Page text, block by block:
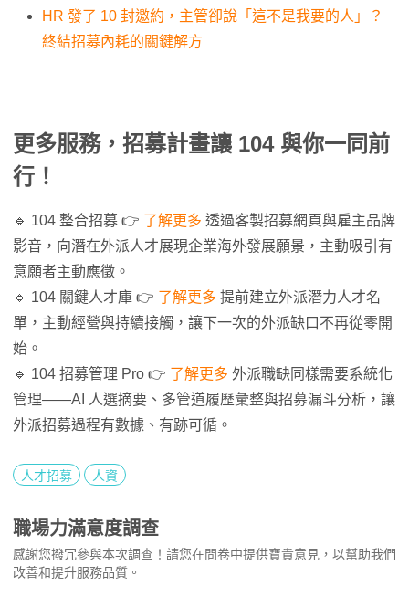
HR 發了 10 封邀約，主管卻說「這不是我要的人」？
終結招募內耗的關鍵解方
更多服務，招募計畫讓 104 與你一同前
行！
🔹 104 整合招募 👉 了解更多 透過客製招募網頁與雇主品牌
影音，向潛在外派人才展現企業海外發展願景，主動吸引有
意願者主動應徵。
🔹 104 關鍵人才庫 👉 了解更多 提前建立外派潛力人才名
單，主動經營與持續接觸，讓下一次的外派缺口不再從零開
始。
🔹 104 招募管理 Pro 👉 了解更多 外派職缺同樣需要系統化
管理——AI 人選摘要、多管道履歷彙整與招募漏斗分析，讓
外派招募過程有數據、有跡可循。
人才招募 人資
職場力滿意度調查
感謝您撥冗參與本次調查！請您在問卷中提供寶貴意見，以幫助我們
改善和提升服務品質。